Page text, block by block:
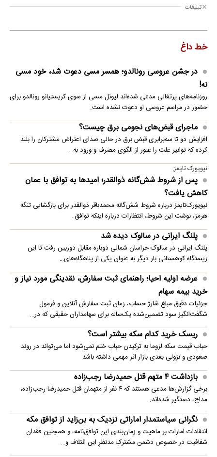
تبلیغات
خط داغ
در جشن عروسی رونالدو؛ همسر مسی دعوت شد، خود مسی
نه!
روزنامه‌های پرتغالی مدعی شده‌اند لیونل مسی از سوی کریستیانو رونالدو برای
حضور در مراسم عروسی او دعوت نشده است.
ماجرای قبض‌های نجومی برق چیست؟
افزایش دو تا سه‌برابری قبض برق در حالی صدای اعتراض مشترکان را بلند
کرده که توانیر علت را عبور از الگوی مصرف و ورود به…
نیویورک تایمز:
پس از شروط شش‌گانه ذوالقدر؛ امیدها به توافق با عمان
کاهش یافت؟
نیویورک‌تایمز درباره شروط شش‌گانه محمدباقر ذوالقدر برای بازگشایی تنگه
هرمز، نوشت این شروط، انتظارات درباره اینکه توافق…
پلنگ ایرانی در سالوک دیده شد
پلنگ ایرانی در سالوک خراسان شمالی دوباره مقابل دوربین رفت تا این
زیستگاه کوهستانی بار دیگر به عنوان یکی از پناهگاه‌های…
عرضه اولیه احیا؛ راهنمای ثبت سفارش، نقدینگی مورد نیاز و
خرید بیمه سهام
جزئیات دقیق مبلغ شارژ حساب، زمان ثبت سفارش آنلاین و فرمول
شگفت‌انگیز سود تضمین‌شده یک‌ساله برای سهامداران حقیقی که در…
ریسک خرید کدام سکه بیشتر است؟
حباب قیمت سکه لزوما به ترکیدن حباب ختم نمی‌شود اما می‌تواند در روند
صعودی و نزولی بعدی بازار اثر مهمی داشته باشد
بازداشت ۴ متهم قتل حمیدرضا رجب‌زاده
برخی گزارش‌ها مدعی هستند که ۴ نفر از متهمان قتل حمیدرضا رجب‌زاده،
مداح، دستگیر شده‌اند.
نگرانی سیاستمدار اماراتی نزدیک به بن‌زاید از توافق مکه
انتقادات امارات بر ماهیت و زمان‌بندی این توافق‌نامه، و همچنین فقدان
شفافیت در خصوص دشمن مشترکِ مدنظرِ این ائتلاف و…